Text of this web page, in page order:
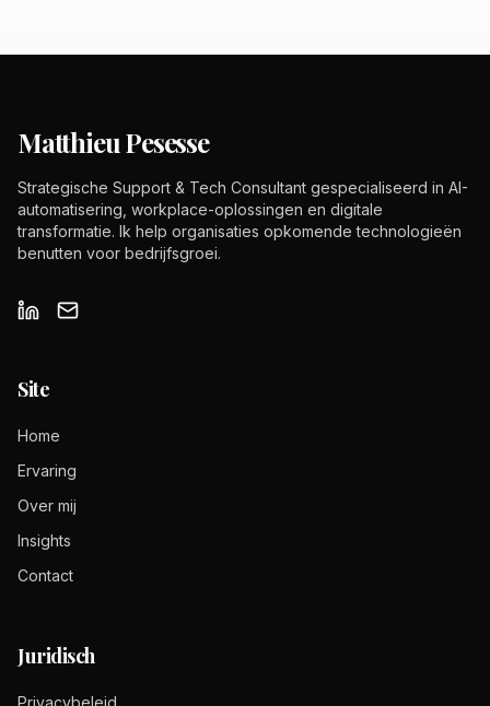
Matthieu Pesesse
Strategische Support & Tech Consultant gespecialiseerd in AI-
automatisering, workplace-oplossingen en digitale
transformatie. Ik help organisaties opkomende technologieën
benutten voor bedrijfsgroei.
Site
Home
Ervaring
Over mij
Insights
Contact
Juridisch